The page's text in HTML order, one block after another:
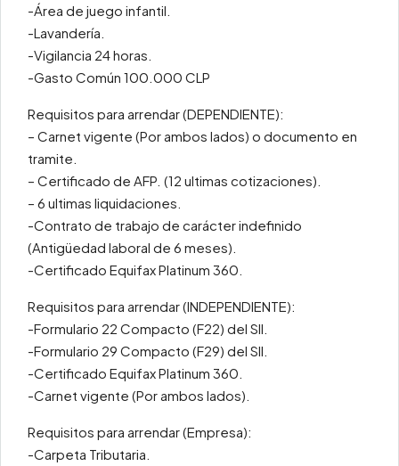
-Área de juego infantil.
-Lavandería.
-Vigilancia 24 horas.
-Gasto Común 100.000 CLP
Requisitos para arrendar (DEPENDIENTE):
– Carnet vigente (Por ambos lados) o documento en
tramite.
– Certificado de AFP. (12 ultimas cotizaciones).
– 6 ultimas liquidaciones.
-Contrato de trabajo de carácter indefinido
(Antigüedad laboral de 6 meses).
-Certificado Equifax Platinum 360.
Requisitos para arrendar (INDEPENDIENTE):
-Formulario 22 Compacto (F22) del SII.
-Formulario 29 Compacto (F29) del SII.
-Certificado Equifax Platinum 360.
-Carnet vigente (Por ambos lados).
Requisitos para arrendar (Empresa):
-Carpeta Tributaria.